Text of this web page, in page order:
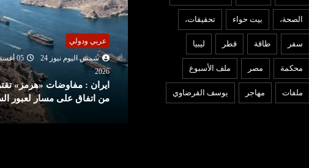
الصحة، بيت حواء تحقيقات،
سفر طاقة قطر ليبيا
محكمة مصر ملف الأسبوع
ملفات مهاجر يوسف القرضاوي
عربي ودولي
شمس اليوم نيوز 24
05 أغسطس
ايران : مفاوضات «هرمز» تقترب
من اتفاق على مسار لعبور السفن
شمس اليوم نيوز 24
05
2026
ترامب يهاجم المصري «عبد
الرحمن السيد» بعد فوزه
ميتشيغان